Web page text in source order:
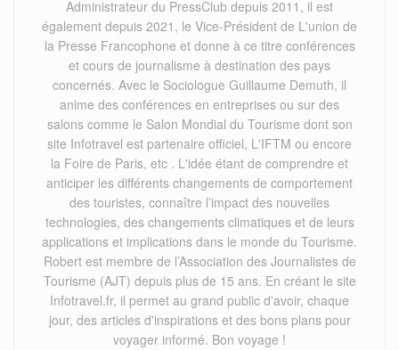
Administrateur du PressClub depuis 2011, il est
également depuis 2021, le Vice-Président de L'union de
la Presse Francophone et donne à ce titre conférences
et cours de journalisme à destination des pays
concernés. Avec le Sociologue Guillaume Demuth, il
anime des conférences en entreprises ou sur des
salons comme le Salon Mondial du Tourisme dont son
site Infotravel est partenaire officiel, L'IFTM ou encore
la Foire de Paris, etc . L'idée étant de comprendre et
anticiper les différents changements de comportement
des touristes, connaître l’impact des nouvelles
technologies, des changements climatiques et de leurs
applications et implications dans le monde du Tourisme.
Robert est membre de l’Association des Journalistes de
Tourisme (AJT) depuis plus de 15 ans. En créant le site
Infotravel.fr, il permet au grand public d'avoir, chaque
jour, des articles d'inspirations et des bons plans pour
voyager informé. Bon voyage !